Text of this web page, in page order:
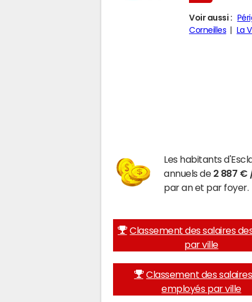
Voir aussi :
Corneilles
La
Les habitants
annuels de 2 887 €
par an et par foyer.
Classement des salaires
par ville
Classement des
employés par ville